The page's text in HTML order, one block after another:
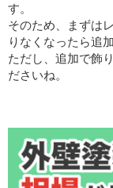
す。
そのため、まずは
りなくなったら追
ただし、追加で飾
ださいね。